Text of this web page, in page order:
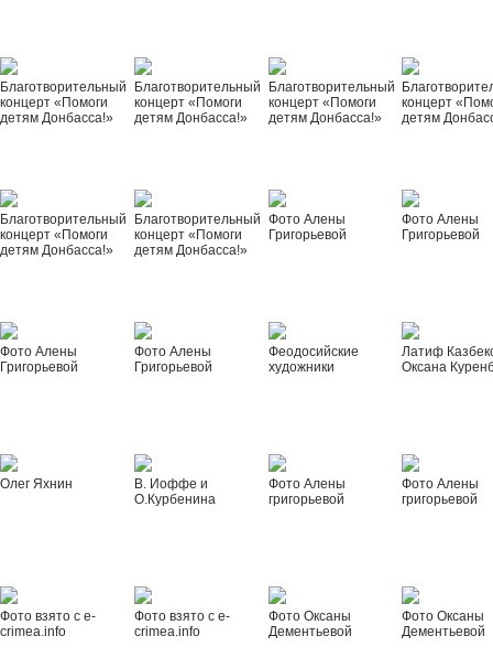
Благотворительный
концерт «Помоги
детям Донбасса!»
Благотворительный
концерт «Помоги
детям Донбасса!»
Благотворительный
концерт «Помоги
детям Донбасса!»
концерт
детям
Благотворительный
концерт «Помоги
детям Донбасса!»
Благотворительный
концерт «Помоги
детям Донбасса!»
Фото Алены
Григорьевой
Фото Алены
Григорьевой
Фото Алены
Григорьевой
Фото Алены
Григорьевой
Феодосийские
художники
Латиф
Оксана
Олег Яхнин
В. Иоффе и
О.Курбенина
Фото Алены
григорьевой
Фото Алены
григорьевой
Фото взято с e-
crimea.info
Фото взято с e-
crimea.info
Фото Оксаны
Дементьевой
Фото Оксаны
Дементьевой